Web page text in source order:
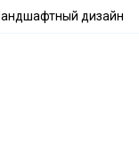
дизайн